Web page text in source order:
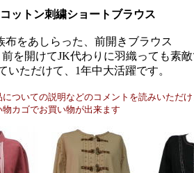
ットン刺繍ショートブラウス
布をあしらった、前開きブラウス
を開けてJK代わりに羽織っても素敵
いただけて、1年中大活躍です。
ついての説明などのコメントを読みいただけ
物カゴでお買い物が出来ます